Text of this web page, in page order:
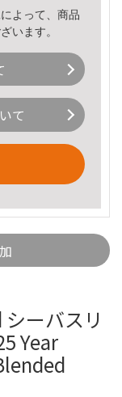
よって、商品
います。
て
シーバスリ
Year